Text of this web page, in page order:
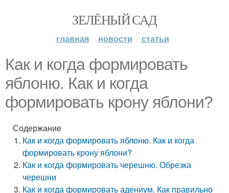
ЗЕЛЁНЫЙ САД
главная новости статьи
Как и когда формировать
яблоню. Как и когда
формировать крону яблони?
Содержание
Как и когда формировать яблоню. Как и когда
формировать крону яблони?
Как и когда формировать черешню. Обрезка
черешни
Как и когда формировать адениум. Как правильно